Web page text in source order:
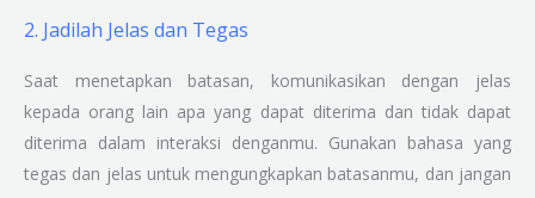
2. Jadilah Jelas dan Tegas
Saat menetapkan batasan, komunikasikan dengan jelas
kepada orang lain apa yang dapat diterima dan tidak dapat
diterima dalam interaksi denganmu. Gunakan bahasa yang
tegas dan jelas untuk mengungkapkan batasanmu, dan jangan